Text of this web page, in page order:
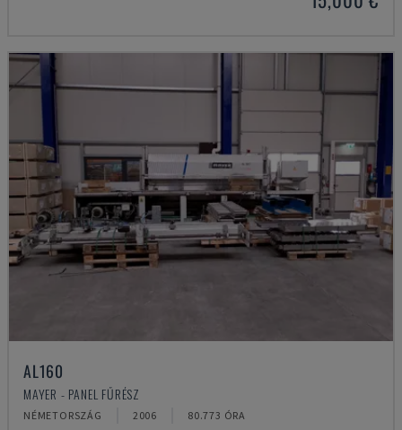
AL160
MAYER - PANEL FŰRÉSZ
NÉMETORSZÁG 2006 80.773 ÓRA